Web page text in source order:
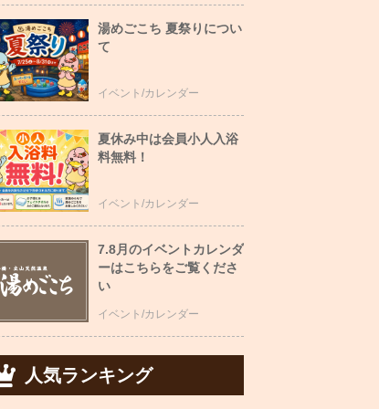
湯めごこち 夏祭りについ
て
イベント/カレンダー
夏休み中は会員小人入浴
料無料！
イベント/カレンダー
7.8月のイベントカレンダ
ーはこちらをご覧くださ
い
イベント/カレンダー
人気ランキング